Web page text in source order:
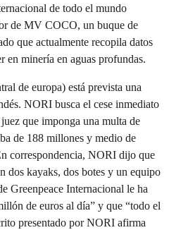
de europa) está prevista una
NORI busca el cese inmediato
que imponga una multa de
de 188 millones y medio de
correspondencia, NORI dijo que
dos kayaks, dos botes y un equipo
Greenpeace Internacional le ha
de euros al día” y que “todo el
presentado por NORI afirma